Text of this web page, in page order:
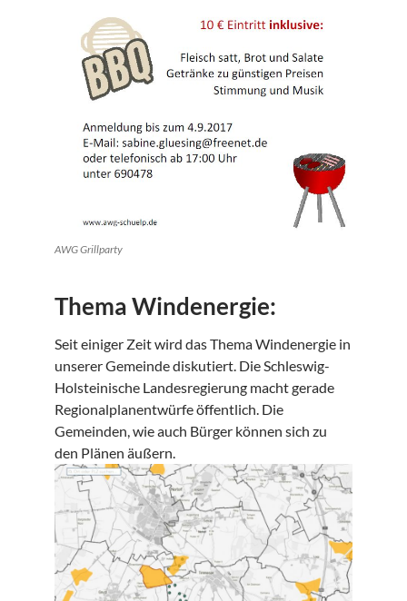
AWG Grillparty
Thema Windenergie:
Seit einiger Zeit wird das Thema Windenergie in
unserer Gemeinde diskutiert. Die Schleswig-
Holsteinische Landesregierung macht gerade
Regionalplanentwürfe öffentlich. Die
Gemeinden, wie auch Bürger können sich zu
den Plänen äußern.